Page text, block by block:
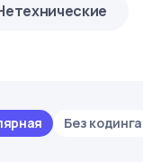
Без кодинга